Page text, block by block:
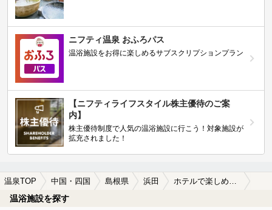
ニフティ温泉 おふろパス
温浴施設をお得に楽しめるサブスクリプションプラン
【ニフティライフスタイル株主優待のご案
内】
株主優待制度で人気の温浴施設に行こう！対象施設が
拡充されました！
温泉TOP 中国・四国 島根県 浜田 ホテルで楽しめる浜田の温泉、日帰り温泉、スーパー銭湯おすすめ
温浴施設を探す